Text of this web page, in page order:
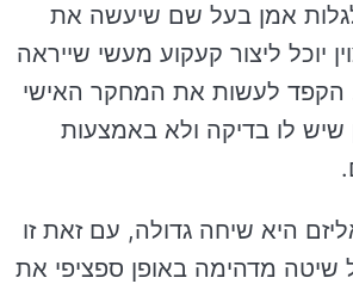
אמן בעל שם שיעשה את
יוכל ליצור קעקוע מעשי שייראה
הקפד לעשות את המחקר האישי
שיש לו בדיקה ולא באמצעות
היא שיחה גדולה, עם זאת זו
שיטה מדהימה באופן ספציפי את